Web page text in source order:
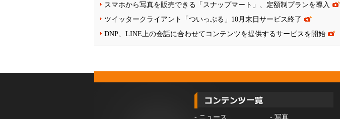
スマホから写真を販売できる「スナップマート」、定額制プランを導入
ツイッタークライアント「ついっぷる」10月末日サービス終了
DNP、LINE上の会話に合わせてコンテンツを提供するサービスを開始
- ニュース - 写真